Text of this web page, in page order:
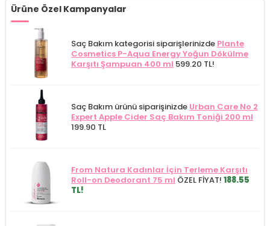
Ürüne Özel Kampanyalar
Saç Bakım kategorisi siparişlerinizde Plante
Cosmetics P-Aqua Energy Yoğun Dökülme
Karşıtı Şampuan 400 ml 599.20 TL!
Saç Bakım ürünü siparişinizde Urban Care No 2
Expert Apple Cider Saç Bakım Toniği 200 ml
199.90 TL
From Natura Kadınlar İçin Terleme Karşıtı
Roll-on Deodorant 75 ml ÖZEL FİYAT! 188.55
TL!